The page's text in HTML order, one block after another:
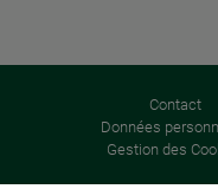
Contact
Données
Gestion des